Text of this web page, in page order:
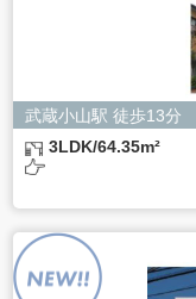
【お問合せ窓口】
株式会社バレッ
住所 東京都目黒区
電話 03-3794-1115
お問合せメール
受付時間：平日
よるものです。
ただし、必要な
きない場合があり
武蔵小山駅 徒歩13分
3LDK/64.35m²